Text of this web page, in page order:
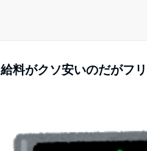
給料がクソ安いのだがフ